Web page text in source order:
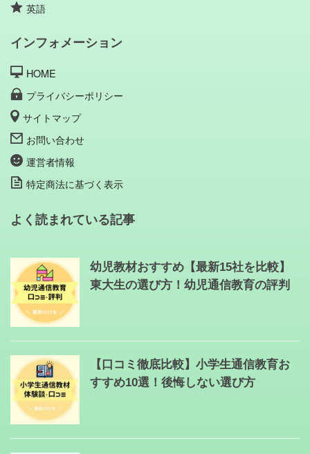
英語
インフォメーション
HOME
プライバシーポリシー
サイトマップ
お問い合わせ
運営者情報
特定商法に基づく表示
よく読まれている記事
幼児教材おすすめ【最新15社を比較】
東大生の選び方！幼児通信教育の評判
【口コミ徹底比較】小学生通信教育お
すすめ10選！後悔しない選び方